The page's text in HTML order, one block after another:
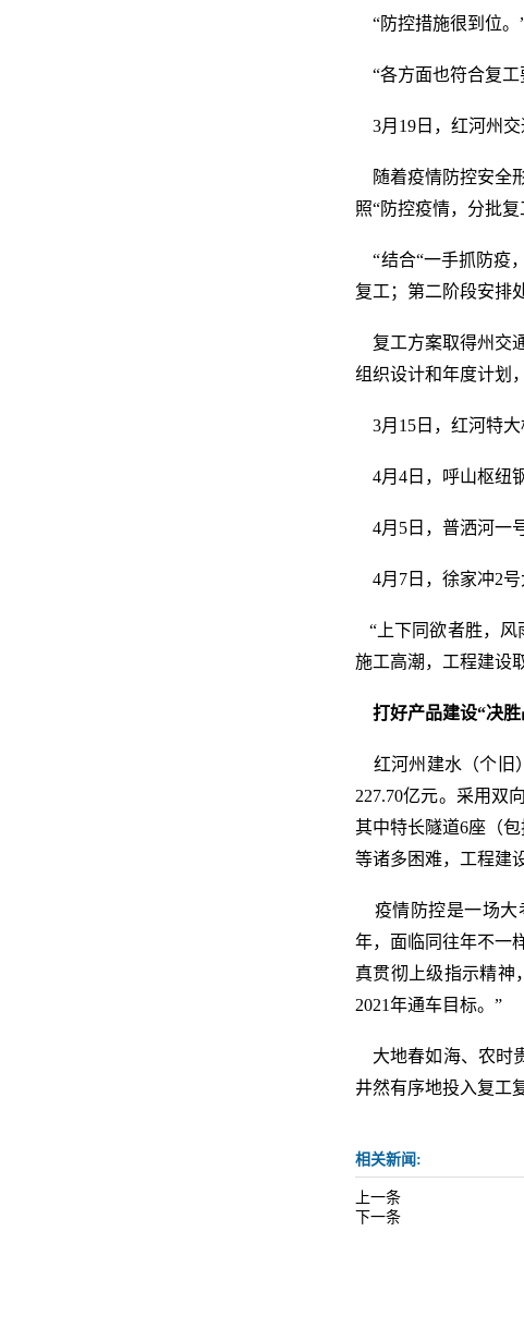
“防控措施很到位。
“各方面也符合复工
3月19日，红河州交
随着疫情防控安全
照“防控疫情，分批
“结合“一手抓防疫
复工；第二阶段安排
复工方案取得州交
组织设计和年度计划
3月15日，红河特大
4月4日，呼山枢纽
4月5日，普洒河一
4月7日，徐家冲2号
“上下同欲者胜，风
施工高潮，工程建设
打好产品建设“决胜
红河州建水（个旧
227.70亿元。采用双
其中特长隧道6座（
等诸多困难，工程建
疫情防控是一场大
年，面临同往年不一
真贯彻上级指示精神
2021年通车目标。”
大地春如海、农时
井然有序地投入复工
相关新闻:
上一条
下一条